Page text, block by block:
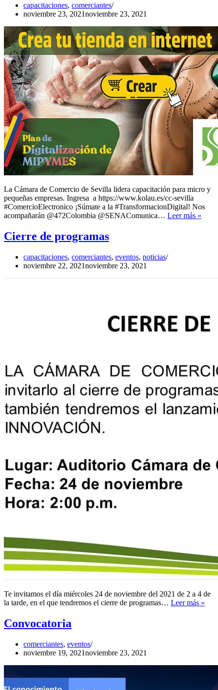
capacitaciones, comerciantes
noviembre 23, 2021noviembre 23, 2021
La Cámara de Comercio de Sevilla lidera capacitación para micro y
pequeñas empresas. Ingresa a https://www.kolau.es/cc-sevilla
#ComercioElectronico ¡Súmate a la #TransformacionDigital! Nos
acompañarán @472Colombia @SENAComunica… Leer más »
Cierre de programas
capacitaciones, comerciantes, eventos, noticias
noviembre 22, 2021noviembre 23, 2021
Te invitamos el día miércoles 24 de noviembre del 2021 de 2 a 4 de
la tarde, en el que tendremos el cierre de programas… Leer más »
Convocatoria
comerciantes, eventos
noviembre 19, 2021noviembre 23, 2021